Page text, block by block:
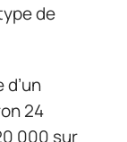
de
24
000 sur